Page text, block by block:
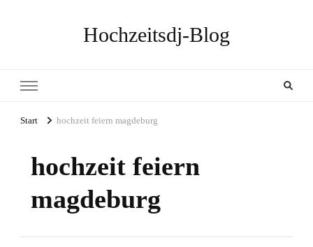
Hochzeitsdj-Blog
Start hochzeit feiern magdeburg
hochzeit feiern
magdeburg